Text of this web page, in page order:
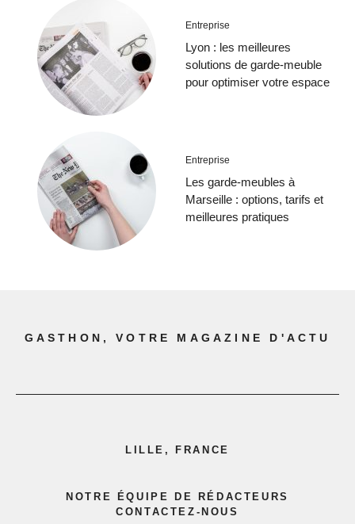
Entreprise
Lyon : les meilleures
solutions de garde-meuble
pour optimiser votre espace
Entreprise
Les garde-meubles à
Marseille : options, tarifs et
meilleures pratiques
GASTHON, VOTRE MAGAZINE D'ACTU
LILLE, FRANCE
NOTRE ÉQUIPE DE RÉDACTEURS
CONTACTEZ-NOUS